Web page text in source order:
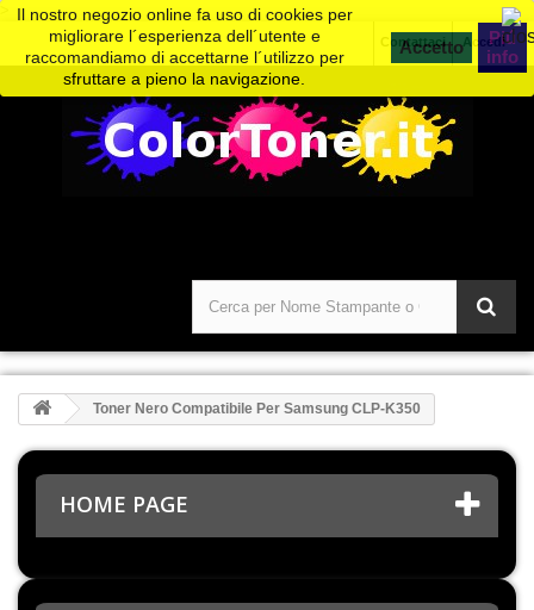
Accedi
Contattaci
Il nostro negozio online fa uso di cookies per
migliorare l´esperienza dell´utente e
raccomandiamo di accettarne l´utilizzo per
sfruttare a pieno la navigazione.
Piú
info
Toner Nero Compatibile Per Samsung CLP-K350
HOME PAGE